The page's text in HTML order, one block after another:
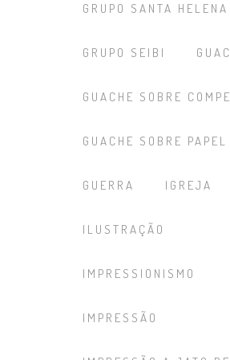
GRUPO SANTA HELENA
GRUPO SEIBI
GUACHE SOBRE
GUACHE SOBRE PAPEL
GUERRA IGREJA
ILUSTRAÇÃO
IMPRESSIONISMO
IMPRESSÃO